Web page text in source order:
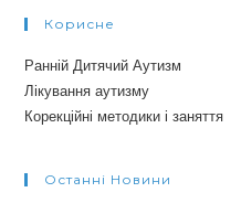
Корисне
Ранній Дитячий Аутизм
Лікування аутизму
Корекційні методики і заняття
Останні Новини